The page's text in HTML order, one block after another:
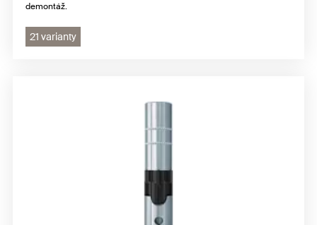
demontáž.
21 varianty